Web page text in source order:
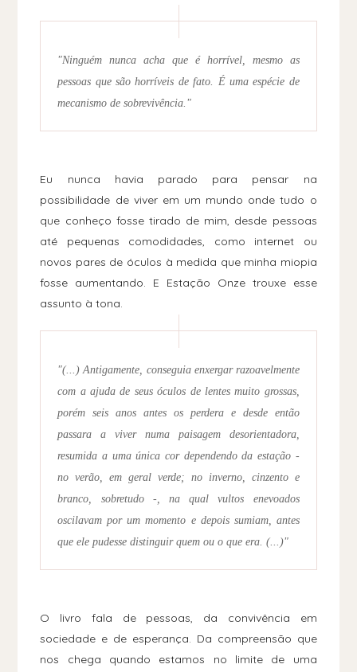
"Ninguém nunca acha que é horrível, mesmo as
pessoas que são horríveis de fato. É uma espécie de
mecanismo de sobrevivência."
Eu nunca havia parado para pensar na
possibilidade de viver em um mundo onde tudo o
que conheço fosse tirado de mim, desde pessoas
até pequenas comodidades, como internet ou
novos pares de óculos à medida que minha miopia
fosse aumentando. E Estação Onze trouxe esse
assunto à tona.
"(...) Antigamente, conseguia enxergar razoavelmente
com a ajuda de seus óculos de lentes muito grossas,
porém seis anos antes os perdera e desde então
passara a viver numa paisagem desorientadora,
resumida a uma única cor dependendo da estação -
no verão, em geral verde; no inverno, cinzento e
branco, sobretudo -, na qual vultos enevoados
oscilavam por um momento e depois sumiam, antes
que ele pudesse distinguir quem ou o que era. (...)"
O livro fala de pessoas, da convivência em
sociedade e de esperança. Da compreensão que
nos chega quando estamos no limite de uma